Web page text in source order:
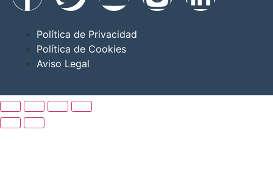
Política de Privacidad
Política de Cookies
Aviso Legal